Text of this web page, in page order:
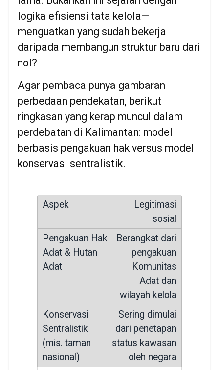
logika efisiensi tata kelola—
menguatkan yang sudah bekerja
daripada membangun struktur baru dari
nol?
Agar pembaca punya gambaran
perbedaan pendekatan, berikut
ringkasan yang kerap muncul dalam
perdebatan di Kalimantan: model
berbasis pengakuan hak versus model
konservasi sentralistik.
Legitimasi
sosial
Berangkat dari
pengakuan
Komunitas
Adat dan
wilayah kelola
Sering dimulai
dari penetapan
status kawasan
oleh negara